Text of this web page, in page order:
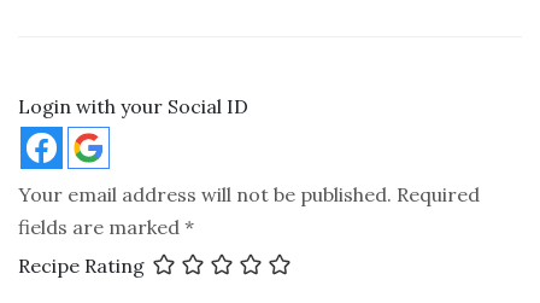
Login with your Social ID
Your email address will not be published. Required
fields are marked *
Recipe Rating